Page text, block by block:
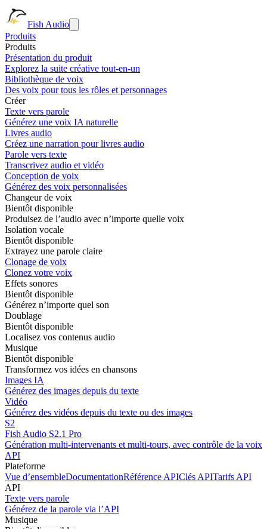
Fish Audio
Produits
Produits
Présentation du produit
Explorez la suite créative tout-en-un
Bibliothèque de voix
Des voix pour tous les rôles et personnages
Créer
Texte vers parole
Générez une voix IA naturelle
Livres audio
Créez une narration pour livres audio
Parole vers texte
Transcrivez audio et vidéo
Conception de voix
Générez des voix personnalisées
Changeur de voix
Bientôt disponible
Produisez de l’audio avec n’importe quelle voix
Isolation vocale
Bientôt disponible
Extrayez une parole claire
Clonage de voix
Clonez votre voix
Effets sonores
Bientôt disponible
Générez n’importe quel son
Doublage
Bientôt disponible
Localisez vos contenus audio
Musique
Bientôt disponible
Transformez vos idées en chansons
Images IA
Générez des images depuis du texte
Vidéo
Générez des vidéos depuis du texte ou des images
S2
Fish Audio S2.1 Pro
Génération multi-intervenants et multi-tours, avec contrôle de la voix
API
Plateforme
Vue d’ensembleDocumentationRéférence APIClés APITarifs API
API
Texte vers parole
Générez de la parole via l’API
Musique